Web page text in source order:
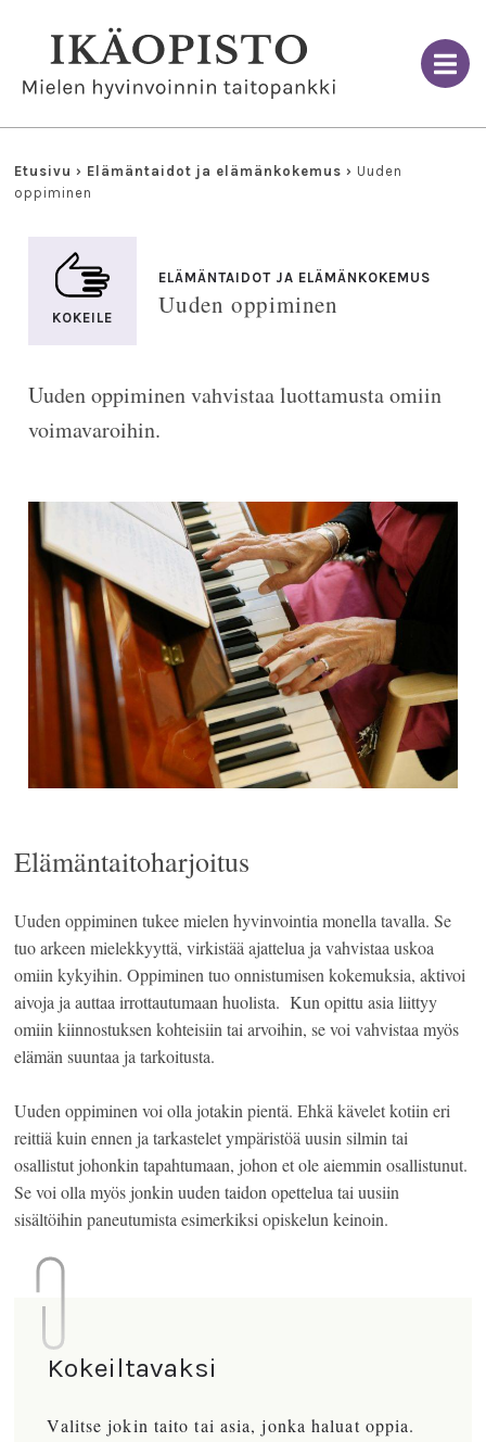
Etusivu › Elämäntaidot ja elämänkokemus › Uuden
oppiminen
KOKEILE
ELÄMÄNTAIDOT JA ELÄMÄNKOKEMUS
Uuden oppiminen
Uuden oppiminen vahvistaa luottamusta omiin
voimavaroihin.
Elämäntaitoharjoitus
Uuden oppiminen tukee mielen hyvinvointia monella tavalla. Se
tuo arkeen mielekkyyttä, virkistää ajattelua ja vahvistaa uskoa
omiin kykyihin. Oppiminen tuo onnistumisen kokemuksia, aktivoi
aivoja ja auttaa irrottautumaan huolista. Kun opittu asia liittyy
omiin kiinnostuksen kohteisiin tai arvoihin, se voi vahvistaa myös
elämän suuntaa ja tarkoitusta.
Uuden oppiminen voi olla jotakin pientä. Ehkä kävelet kotiin eri
reittiä kuin ennen ja tarkastelet ympäristöä uusin silmin tai
osallistut johonkin tapahtumaan, johon et ole aiemmin osallistunut.
Se voi olla myös jonkin uuden taidon opettelua tai uusiin
sisältöihin paneutumista esimerkiksi opiskelun keinoin.
Kokeiltavaksi
Valitse jokin taito tai asia, jonka haluat oppia.